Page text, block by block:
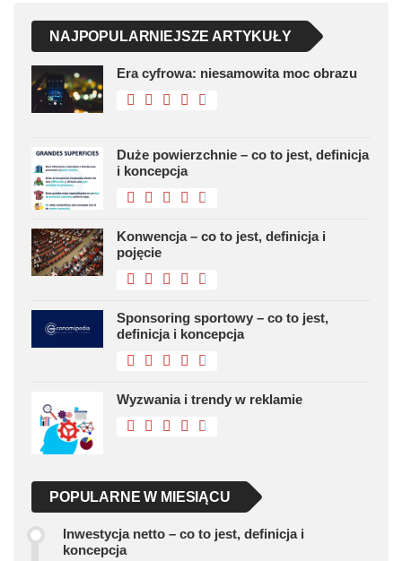
NAJPOPULARNIEJSZE ARTYKUŁY
Era cyfrowa: niesamowita moc obrazu
Duże powierzchnie – co to jest, definicja
i koncepcja
Konwencja – co to jest, definicja i
pojęcie
Sponsoring sportowy – co to jest,
definicja i koncepcja
Wyzwania i trendy w reklamie
POPULARNE W MIESIĄCU
Inwestycja netto – co to jest, definicja i
koncepcja